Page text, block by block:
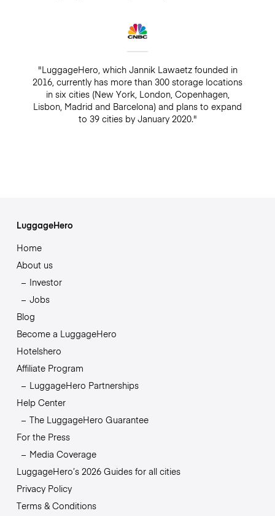
"LuggageHero, which Jannik Lawaetz founded in
2016, currently has more than 300 storage locations
in six cities (New York, London, Copenhagen,
Lisbon, Madrid and Barcelona) and plans to expand
to 39 cities by January 2020."
LuggageHero
Home
About us
Investor
Jobs
Blog
Become a LuggageHero
Hotelshero
Affiliate Program
LuggageHero Partnerships
Help Center
The LuggageHero Guarantee
For the Press
Media Coverage
LuggageHero’s 2026 Guides for all cities
Privacy Policy
Terms & Conditions